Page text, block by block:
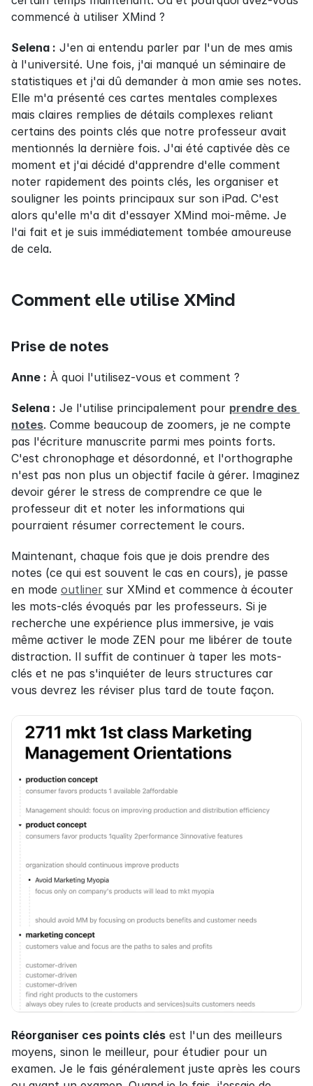
commencé à utiliser XMind ?
Selena : J'en ai entendu parler par l'un de mes amis
à l'université. Une fois, j'ai manqué un séminaire de
statistiques et j'ai dû demander à mon amie ses notes.
Elle m'a présenté ces cartes mentales complexes
mais claires remplies de détails complexes reliant
certains des points clés que notre professeur avait
mentionnés la dernière fois. J'ai été captivée dès ce
moment et j'ai décidé d'apprendre d'elle comment
noter rapidement des points clés, les organiser et
souligner les points principaux sur son iPad. C'est
alors qu'elle m'a dit d'essayer XMind moi-même. Je
l'ai fait et je suis immédiatement tombée amoureuse
de cela.
Comment elle utilise XMind
Prise de notes
Anne : À quoi l'utilisez-vous et comment ?
Selena : Je l'utilise principalement pour prendre des
notes. Comme beaucoup de zoomers, je ne compte
pas l'écriture manuscrite parmi mes points forts.
C'est chronophage et désordonné, et l'orthographe
n'est pas non plus un objectif facile à gérer. Imaginez
devoir gérer le stress de comprendre ce que le
professeur dit et noter les informations qui
pourraient résumer correctement le cours.
Maintenant, chaque fois que je dois prendre des
notes (ce qui est souvent le cas en cours), je passe
en mode outliner sur XMind et commence à écouter
les mots-clés évoqués par les professeurs. Si je
recherche une expérience plus immersive, je vais
même activer le mode ZEN pour me libérer de toute
distraction. Il suffit de continuer à taper les mots-
clés et ne pas s'inquiéter de leurs structures car
vous devrez les réviser plus tard de toute façon.
Réorganiser ces points clés est l'un des meilleurs
moyens, sinon le meilleur, pour étudier pour un
examen. Je le fais généralement juste après les cours